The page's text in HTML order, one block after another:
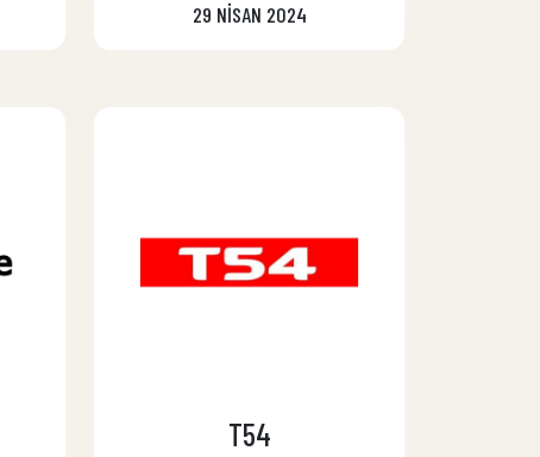
29 NİSAN 2024
T54